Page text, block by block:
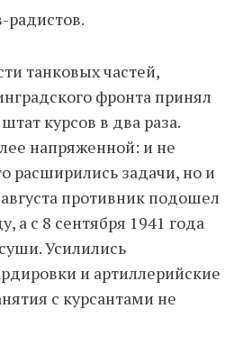
радистов.
танковых частей,
фронта принял
курсов в два раза.
напряженной: и не
расширились задачи, но и
противник подошел
а с 8 сентября 1941 года
Усилились
и артиллерийские
с курсантами не